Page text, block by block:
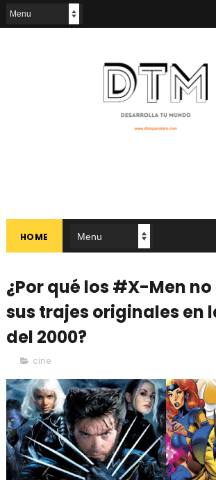
HOME
¿Por qué los #X-Men
sus trajes originales en
del 2000?
cine